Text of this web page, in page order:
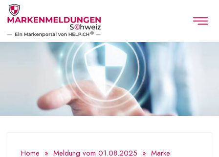
Home » Meldung vom 01.08.2025 » Marke